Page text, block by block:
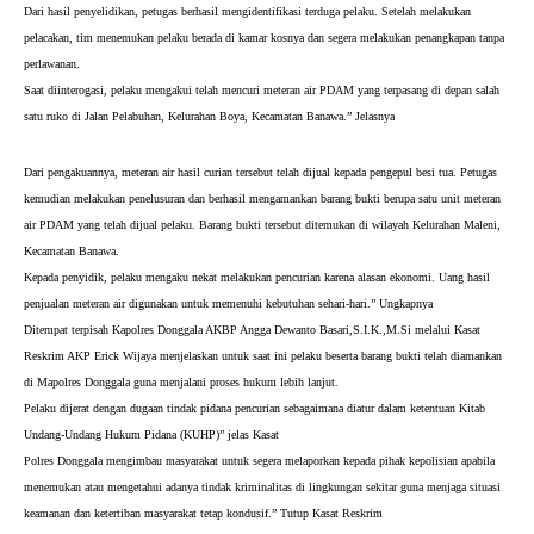
Dari hasil penyelidikan, petugas berhasil mengidentifikasi terduga pelaku. Setelah melakukan
pelacakan, tim menemukan pelaku berada di kamar kosnya dan segera melakukan penangkapan tanpa
perlawanan.
Saat diinterogasi, pelaku mengakui telah mencuri meteran air PDAM yang terpasang di depan salah
satu ruko di Jalan Pelabuhan, Kelurahan Boya, Kecamatan Banawa.” Jelasnya
Dari pengakuannya, meteran air hasil curian tersebut telah dijual kepada pengepul besi tua. Petugas
kemudian melakukan penelusuran dan berhasil mengamankan barang bukti berupa satu unit meteran
air PDAM yang telah dijual pelaku. Barang bukti tersebut ditemukan di wilayah Kelurahan Maleni,
Kecamatan Banawa.
Kepada penyidik, pelaku mengaku nekat melakukan pencurian karena alasan ekonomi. Uang hasil
penjualan meteran air digunakan untuk memenuhi kebutuhan sehari-hari.” Ungkapnya
Ditempat terpisah Kapolres Donggala AKBP Angga Dewanto Basari,S.I.K.,M.Si melalui Kasat
Reskrim AKP Erick Wijaya menjelaskan untuk saat ini pelaku beserta barang bukti telah diamankan
di Mapolres Donggala guna menjalani proses hukum lebih lanjut.
Pelaku dijerat dengan dugaan tindak pidana pencurian sebagaimana diatur dalam ketentuan Kitab
Undang-Undang Hukum Pidana (KUHP)” jelas Kasat
Polres Donggala mengimbau masyarakat untuk segera melaporkan kepada pihak kepolisian apabila
menemukan atau mengetahui adanya tindak kriminalitas di lingkungan sekitar guna menjaga situasi
keamanan dan ketertiban masyarakat tetap kondusif.” Tutup Kasat Reskrim